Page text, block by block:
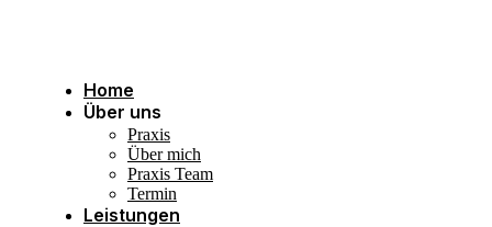
Home
Über uns
Praxis
Über mich
Praxis Team
Termin
Leistungen